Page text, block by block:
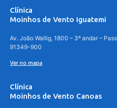
Clínica
Moinhos de Vento Iguatemi
Av. João Wallig, 1800 – 3º andar –
91349-900
Ver no mapa
Clínica
Moinhos de Vento Canoas